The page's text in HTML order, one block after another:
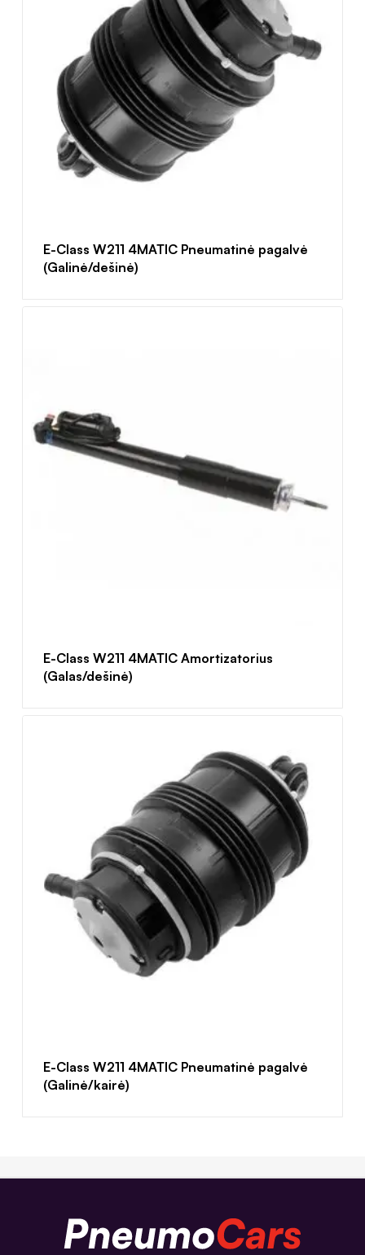
E-Class W211 4MATIC Pneumatinė pagalvė
(Galinė/dešinė)
E-Class W211 4MATIC Amortizatorius
(Galas/dešinė)
E-Class W211 4MATIC Pneumatinė pagalvė
(Galinė/kairė)